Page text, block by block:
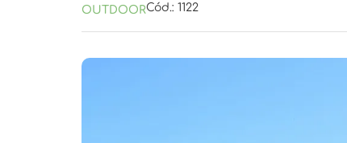
OUTDOORCód.: 1122